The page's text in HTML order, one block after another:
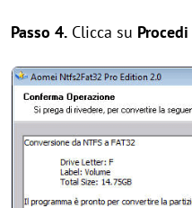
Passo 4. Clicca su Procedi